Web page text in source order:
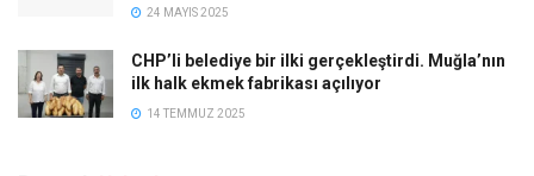
24 MAYIS 2025
CHP’li belediye bir ilki gerçekleştirdi. Muğla’nın
ilk halk ekmek fabrikası açılıyor
14 TEMMUZ 2025